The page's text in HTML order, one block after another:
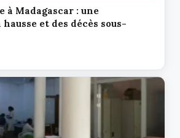
à Madagascar : une
et des décès sous-